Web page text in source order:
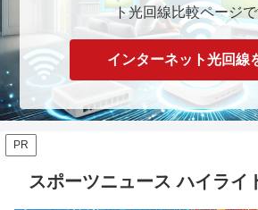
ト光回線比較ページで
インターネット光回線
PR
スポーツニュース ハイライ